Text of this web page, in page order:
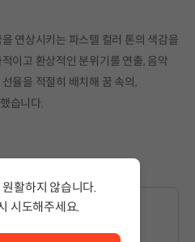
연상시키는 파스텔 컬러 톤의 색감을
이고 환상적인 분위기를 연출, 음악
율을 적절히 배치해 꿈 속의,
습니다.
활하지 않습니다.
시도해주세요.